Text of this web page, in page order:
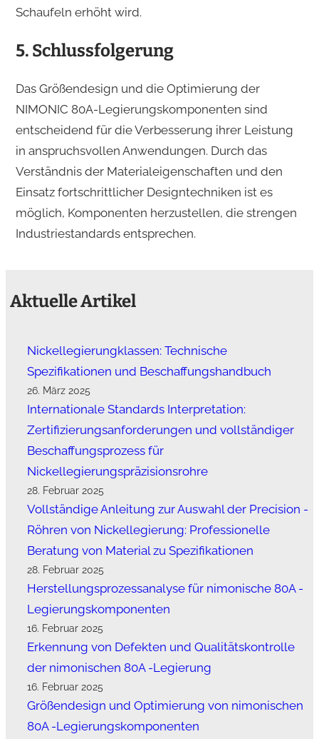
Schaufeln erhöht wird.
5. Schlussfolgerung
Das Größendesign und die Optimierung der
NIMONIC 80A-Legierungskomponenten sind
entscheidend für die Verbesserung ihrer Leistung
in anspruchsvollen Anwendungen. Durch das
Verständnis der Materialeigenschaften und den
Einsatz fortschrittlicher Designtechniken ist es
möglich, Komponenten herzustellen, die strengen
Industriestandards entsprechen.
Aktuelle Artikel
Nickellegierungklassen: Technische
Spezifikationen und Beschaffungshandbuch
26. März 2025
Internationale Standards Interpretation:
Zertifizierungsanforderungen und vollständiger
Beschaffungsprozess für
Nickellegierungspräzisionsrohre
28. Februar 2025
Vollständige Anleitung zur Auswahl der Precision -
Röhren von Nickellegierung: Professionelle
Beratung von Material zu Spezifikationen
28. Februar 2025
Herstellungsprozessanalyse für nimonische 80A -
Legierungskomponenten
16. Februar 2025
Erkennung von Defekten und Qualitätskontrolle
der nimonischen 80A -Legierung
16. Februar 2025
Größendesign und Optimierung von nimonischen
80A -Legierungskomponenten